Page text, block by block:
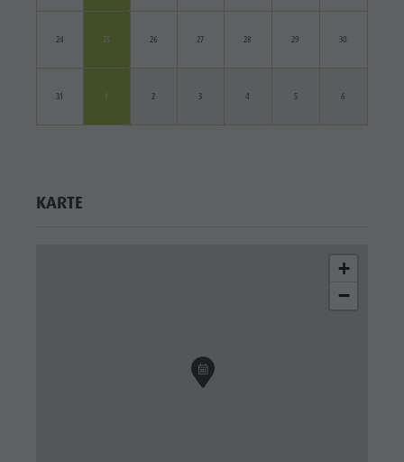
24 25 26 27 28 29 30
31 1 2 3 4 5 6
KARTE
+
−